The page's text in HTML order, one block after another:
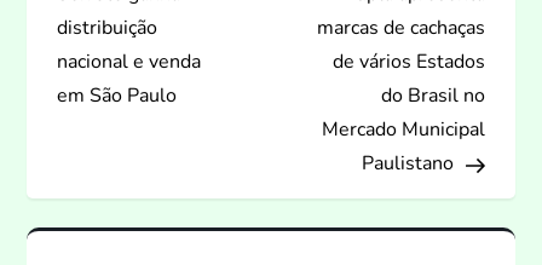
v
e
a
distribuição
nacional e venda
em São Paulo
marcas de cachaças
de vários Estados
do Brasil no
Mercado Municipal
Paulistano